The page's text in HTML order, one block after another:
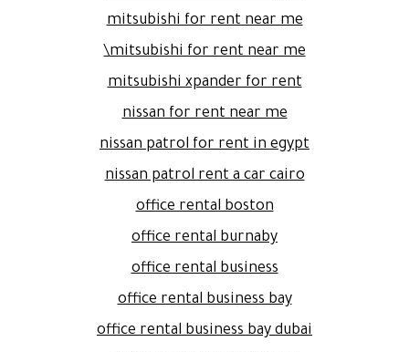
mitsubishi for rent near me
mitsubishi for rent near me\
mitsubishi xpander for rent
nissan for rent near me
nissan patrol for rent in egypt
nissan patrol rent a car cairo
office rental boston
office rental burnaby
office rental business
office rental business bay
office rental business bay dubai